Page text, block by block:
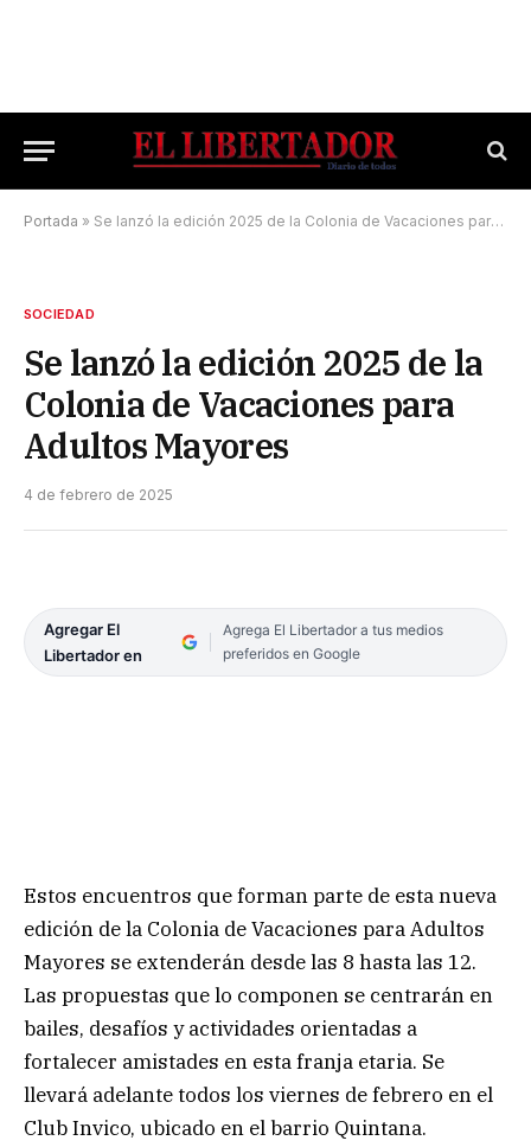
Portada » Se lanzó la edición 2025 de la Colonia de Vacaciones para Adultos Mayores
SOCIEDAD
Se lanzó la edición 2025 de la
Colonia de Vacaciones para
Adultos Mayores
4 de febrero de 2025
Agregar El
Libertador en
Agrega El Libertador a tus medios
preferidos en Google
Estos encuentros que forman parte de esta nueva
edición de la Colonia de Vacaciones para Adultos
Mayores se extenderán desde las 8 hasta las 12.
Las propuestas que lo componen se centrarán en
bailes, desafíos y actividades orientadas a
fortalecer amistades en esta franja etaria. Se
llevará adelante todos los viernes de febrero en el
Club Invico, ubicado en el barrio Quintana.